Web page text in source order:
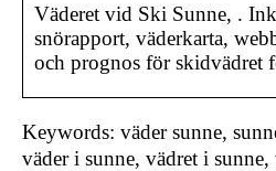
Väderet vid Ski Sunne, .
snörapport, väderkarta,
och prognos för skidvädret
Keywords: väder sunne,
väder i sunne, vädret i